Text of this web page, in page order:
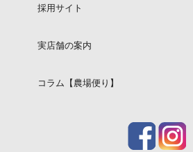
採用サイト
実店舗の案内
コラム【農場便り】